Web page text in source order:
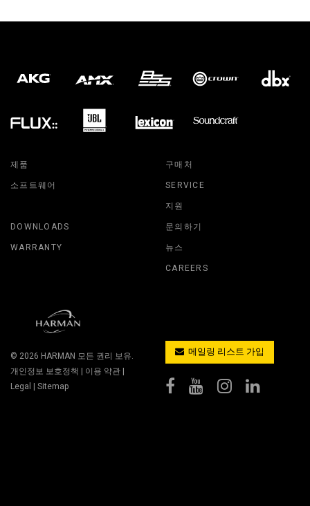
제품
소프트웨어
구매처
SERVICE
지원
DOWNLOADS
WARRANTY
문의하기
뉴스
CAREERS
© 2026 HARMAN 모든 권리 보유.
개인정보 보호정책 | 이용 약관 |
Legal | Sitemap
메일링 리스트 가입